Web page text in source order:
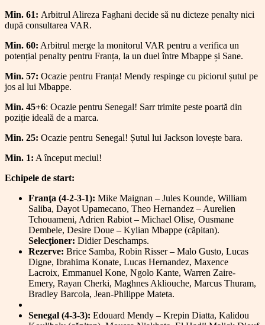
Min. 61: Arbitrul Alireza Faghani decide să nu dicteze penalty nici
după consultarea VAR.
Min. 60: Arbitrul merge la monitorul VAR pentru a verifica un
potențial penalty pentru Franța, la un duel între Mbappe și Sane.
Min. 57: Ocazie pentru Franța! Mendy respinge cu piciorul șutul pe
jos al lui Mbappe.
Min. 45+6: Ocazie pentru Senegal! Sarr trimite peste poartă din
poziție ideală de a marca.
Min. 25: Ocazie pentru Senegal! Șutul lui Jackson lovește bara.
Min. 1: A început meciul!
Echipele de start:
Franţa (4-2-3-1): Mike Maignan – Jules Kounde, William
Saliba, Dayot Upamecano, Theo Hernandez – Aurelien
Tchouameni, Adrien Rabiot – Michael Olise, Ousmane
Dembele, Desire Doue – Kylian Mbappe (căpitan).
Selecţioner: Didier Deschamps.
Rezerve: Brice Samba, Robin Risser – Malo Gusto, Lucas
Digne, Ibrahima Konate, Lucas Hernandez, Maxence
Lacroix, Emmanuel Kone, Ngolo Kante, Warren Zaire-
Emery, Rayan Cherki, Maghnes Akliouche, Marcus Thuram,
Bradley Barcola, Jean-Philippe Mateta.
Senegal (4-3-3): Edouard Mendy – Krepin Diatta, Kalidou